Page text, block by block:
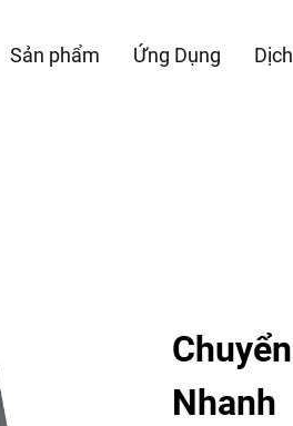
Sản phẩm Ứng Dụng
Nhanh